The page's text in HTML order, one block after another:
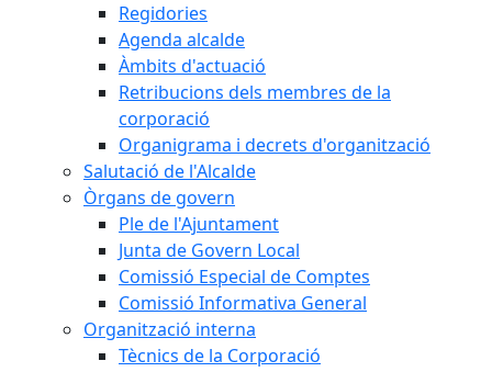
Regidories
Agenda alcalde
Àmbits d'actuació
Retribucions dels membres de la
corporació
Organigrama i decrets d'organització
Salutació de l'Alcalde
Òrgans de govern
Ple de l'Ajuntament
Junta de Govern Local
Comissió Especial de Comptes
Comissió Informativa General
Organització interna
Tècnics de la Corporació